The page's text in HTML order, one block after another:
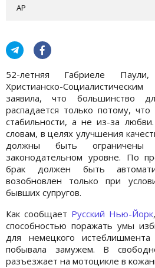
АР
52-летняя Габриеле
Христианско-
заявила, что большинство
распадается только потому, что
стабильности, а не из-за
словам, в целях улучшения
должны быть
законодательном уровне. По
брак должен быть
возобновлен только при
бывших супругов.
Как сообщает Русский Нью-Йорк
способностью поражать умы
для немецкого
побывала замужем. В
разъезжает на мотоцикле в